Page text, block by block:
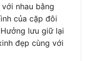
nhau bằng
của cặp đôi
lưu giữ lại
đẹp cùng với